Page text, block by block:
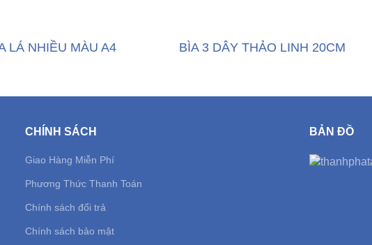
LÁ NHIỀU MÀU A4 BÌA 3 DÂY THẢO LINH 20CM
CHÍNH SÁCH
Giao Hàng Miễn Phí
Phương Thức Thanh Toán
Chính sách đổi trả
Chính sách bảo mật
BẢN ĐỒ